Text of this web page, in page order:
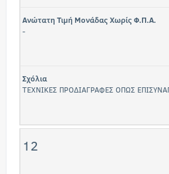
Ανώτατη Τιμή Μονάδας Χωρίς Φ.Π.Α.
-
Σχόλια
ΤΕΧΝΙΚΕΣ ΠΡΟΔΙΑΓΡΑΦΕΣ ΟΠΩΣ
12